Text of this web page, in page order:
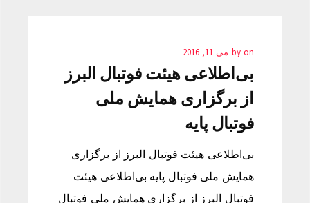
by on می 11, 2016
بی‌اطلاعی هیئت فوتبال البرز
از برگزاری همایش ملی
فوتبال پایه
بی‌اطلاعی هیئت فوتبال البرز از برگزاری
همایش ملی فوتبال پایه بی‌اطلاعی هیئت
فوتبال البرز از برگزاری همایش ملی فوتبال